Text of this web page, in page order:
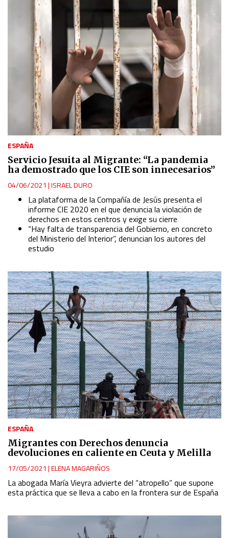
ESPAÑA
Servicio Jesuita al Migrante: “La pandemia
ha demostrado que los CIE son innecesarios”
04/06/2021 |ISRAEL DURO
La plataforma de la Compañía de Jesús presenta el
informe CIE 2020 en el que denuncia la violación de
derechos en estos centros y exige su cierre
“Hay falta de transparencia del Gobierno, en concreto
del Ministerio del Interior”, denuncian los autores del
estudio
ESPAÑA
Migrantes con Derechos denuncia
devoluciones en caliente en Ceuta y Melilla
17/05/2021 |ELENA MAGARIÑOS
La abogada María Vieyra advierte del “atropello” que supone
esta práctica que se lleva a cabo en la frontera sur de España